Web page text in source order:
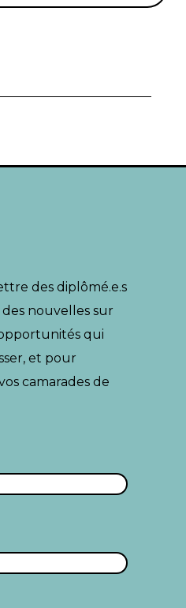
des diplômé.e.s
nouvelles sur
qui
et pour
camarades de